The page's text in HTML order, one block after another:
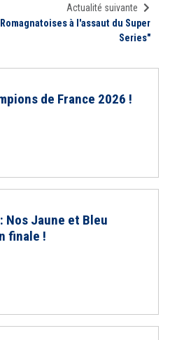
Actualité suivante
à l'assaut du Super
Series"
de France 2026 !
Nos Jaune et Bleu
finale !